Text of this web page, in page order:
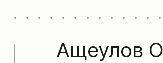
Ащеулов